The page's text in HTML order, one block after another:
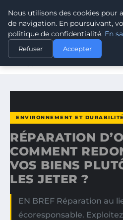
CLIMATE
ACCUEIL
ENVIRONNEMENT ET
RÉPARATION D’OBJETS :
ENVIRONNEMENT ET DURABILITÉ
RÉPARATION
COMMENT
VOS BIENS
LES JETER ?
EN BREF Réparation au
écoresponsable.
Nous utilisons des cookies pour
de navigation. En poursuivant,
politique de confidentialité. En
Refuser Accepter